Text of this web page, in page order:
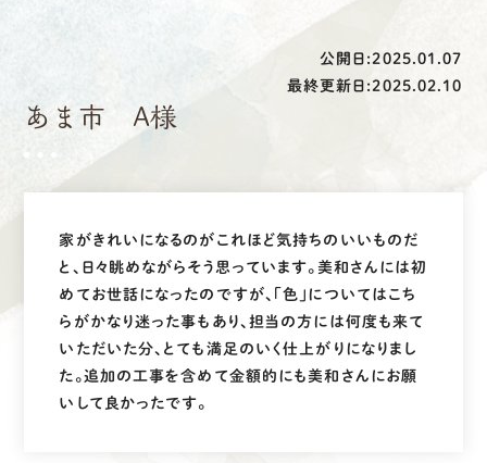
会社案内
採用情報
募集要項
先輩インタビュー
公開日:2025.01.07
最終更新日:2025.02.10
あま市 A様
家がきれいになるのがこれほど気持ちのいいものだ
と、日々眺めながらそう思っています。美和さんには初
めてお世話になったのですが、「色」についてはこち
らがかなり迷った事もあり、担当の方には何度も来て
いただいた分、とても満足のいく仕上がりになりまし
た。追加の工事を含めて金額的にも美和さんにお願
いして良かったです。